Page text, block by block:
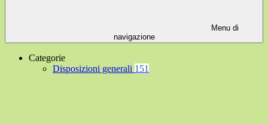
Menu di
navigazione
Categorie
Disposizioni generali 151